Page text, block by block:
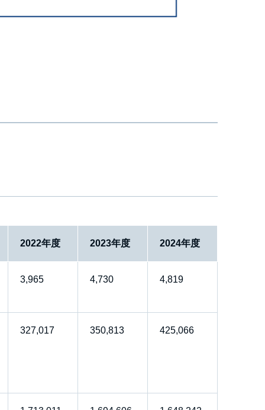
2022年度 2023年度 2024年度
3,965 4,730 4,819
327,017 350,813 425,066